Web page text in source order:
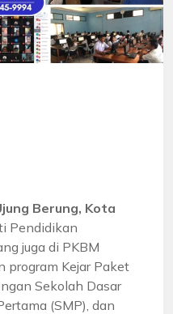
Berung, Kota
Pendidikan
juga di PKBM
program Kejar Paket
Sekolah Dasar
(SMP), dan